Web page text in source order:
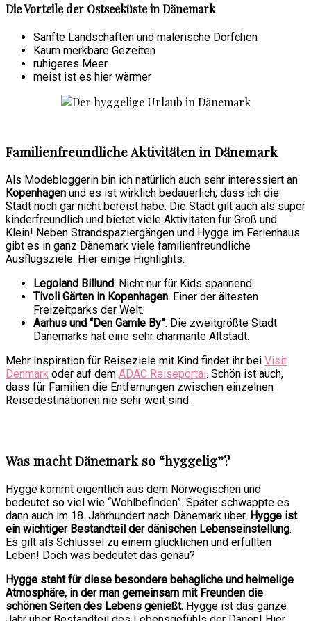
Die Vorteile der Ostseeküste in Dänemark
Sanfte Landschaften und malerische Dörfchen
Kaum merkbare Gezeiten
ruhigeres Meer
meist ist es hier wärmer
Familienfreundliche Aktivitäten in Dänemark
Als Modebloggerin bin ich natürlich auch sehr interessiert an
Kopenhagen und es ist wirklich bedauerlich, dass ich die
Stadt noch gar nicht bereist habe. Die Stadt gilt auch als super
kinderfreundlich und bietet viele Aktivitäten für Groß und
Klein! Neben Strandspaziergängen und Hygge im Ferienhaus
gibt es in ganz Dänemark viele familienfreundliche
Ausflugsziele. Hier einige Highlights:
Legoland Billund: Nicht nur für Kids spannend.
Tivoli Gärten in Kopenhagen: Einer der ältesten
Freizeitparks der Welt.
Aarhus und “Den Gamle By”: Die zweitgrößte Stadt
Dänemarks hat eine sehr charmante Altstadt.
Mehr Inspiration für Reiseziele mit Kind findet ihr bei Visit
Denmark oder auf dem ADAC Reiseportal . Schön ist auch,
dass für Familien die Entfernungen zwischen einzelnen
Reisedestinationen nie sehr weit sind.
Was macht Dänemark so “hyggelig”?
Hygge kommt eigentlich aus dem Norwegischen und
bedeutet so viel wie “Wohlbefinden”. Später schwappte es
dann auch im 18. Jahrhundert nach Dänemark über. Hygge ist
ein wichtiger Bestandteil der dänischen Lebenseinstellung.
Es gilt als Schlüssel zu einem glücklichen und erfüllten
Leben! Doch was bedeutet das genau?
Hygge steht für diese besondere behagliche und heimelige
Atmosphäre, in der man gemeinsam mit Freunden die
schönen Seiten des Lebens genießt. Hygge ist das ganze